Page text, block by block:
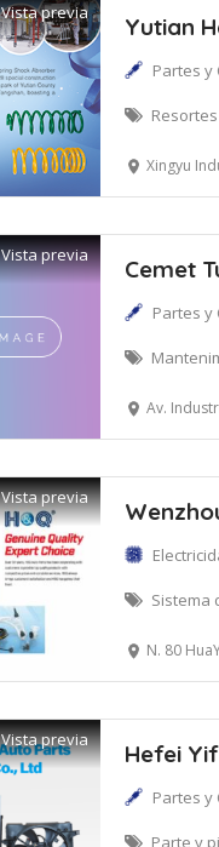
Vista previa Yutian
Partes y
Xingyu
Vista previa Cemet
Partes y
Av.
Vista previa
Sistema
N. 80
Vista previa Hefei
Partes y
Parte y